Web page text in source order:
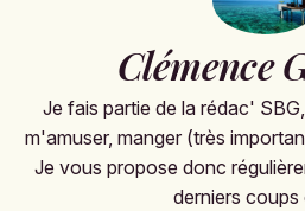
Clémence
Je fais partie de la rédac'
m'amuser, manger (très
Je vous propose donc
derniers coups